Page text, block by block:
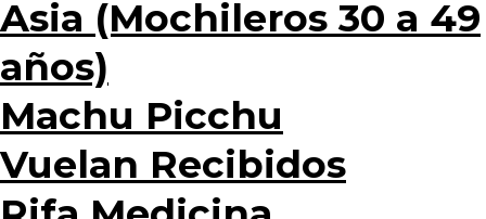
Asia (Mochileros 30 a 49
años)
Machu Picchu
Vuelan Recibidos